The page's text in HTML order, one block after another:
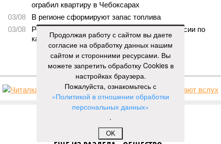
ограбил квартиру в Чебоксарах
03/08
В регионе сформируют запас топлива
03/08
Республика разместилась на 79 месте в России по
качеству дорог
ЕЩЕ НОВОСТИ
НОВОСТИ ПАРТНЕРОВ
Новости smi2.ru
Продолжая работу с сайтом вы даете
согласие на обработку данных нашим
сайтом и сторонними ресурсами. Вы
можете запретить обработку Cookies в
настройках браузера.
Пожалуйста, ознакомьтесь с
«Политикой в отношении обработки
персональных данных»
.
OK